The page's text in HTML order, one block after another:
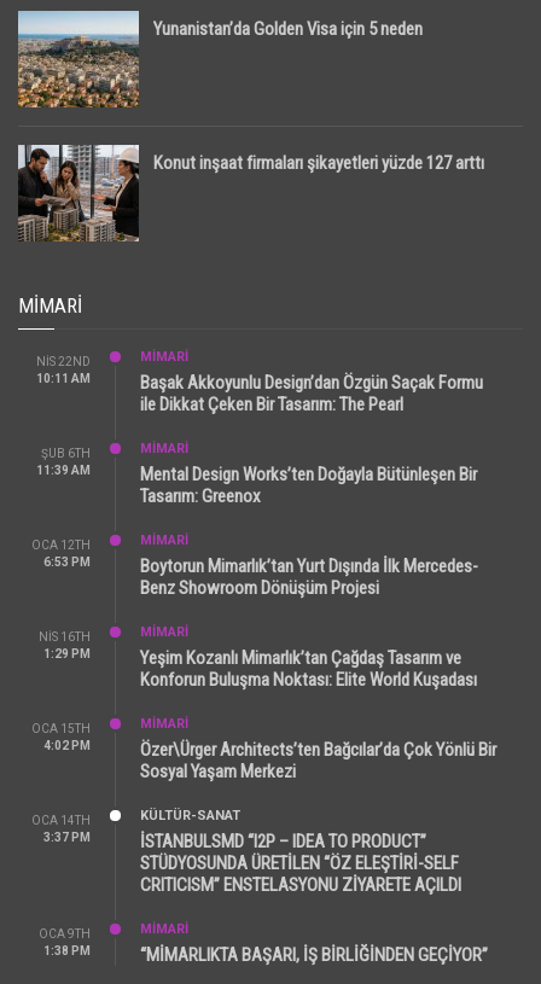
Yunanistan’da Golden Visa için 5 neden
Konut inşaat firmaları şikayetleri yüzde 127 arttı
MIMARI
NIS 22ND
10:11 AM
MİMARİ
Başak Akkoyunlu Design’dan Özgün Saçak Formu
ile Dikkat Çeken Bir Tasarım: The Pearl
ŞUB 6TH
11:39 AM
MİMARİ
Mental Design Works’ten Doğayla Bütünleşen Bir
Tasarım: Greenox
OCA 12TH
6:53 PM
MİMARİ
Boytorun Mimarlık’tan Yurt Dışında İlk Mercedes-
Benz Showroom Dönüşüm Projesi
NIS 16TH
1:29 PM
MİMARİ
Yeşim Kozanlı Mimarlık’tan Çağdaş Tasarım ve
Konforun Buluşma Noktası: Elite World Kuşadası
OCA 15TH
4:02 PM
MİMARİ
Özer\Ürger Architects’ten Bağcılar’da Çok Yönlü Bir
Sosyal Yaşam Merkezi
OCA 14TH
3:37 PM
KÜLTÜR-SANAT
İSTANBULSMD “I2P – IDEA TO PRODUCT”
STÜDYOSUNDA ÜRETİLEN “ÖZ ELEŞTİRİ-SELF
CRITICISM” ENSTELASYONU ZİYARETE AÇILDI
OCA 9TH
1:38 PM
MİMARİ
“MİMARLIKTA BAŞARI, İŞ BİRLİĞİNDEN GEÇİYOR”